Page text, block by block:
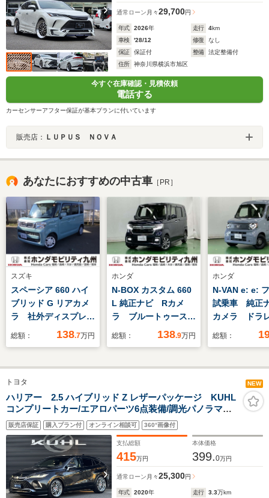
通常ローン 月々29,700円
年式 2026年 走行 4km
車検
'28/12 修復
なし
保証
保証付 整備
法定整備付
住所
神奈川県横浜市旭区
今すぐ在庫確認・見積依頼
電話する
カーセンサーアフター保証が基本プランに付いています
販売店： ＬＵＰＵＳ ＮＯＶＡ
あなたにおすすめの中古車 ［PR］
スズキ
スペーシア 660 ハイ
ブリッド G リアカメ
ラ 社外ディスプレイ
オーディオ ETC
総額： 138.7万円
ホンダ
N-BOX カスタム 660
L 純正ナビ Rカメ
ラ ブルートゥース
総額： 138.9万円
ホンダ
N-VAN e: e:
試乗車 純正
カメラ ドラ
総額：
トヨタ NEW
ハリアー 2.5 ハイブリッド Z レザーパッケージ KUHL
コンプリートカー/エアロパーツ6点装備/調光パノラマル
ーフ/パノラミックビューモニター/寒冷地仕様/BLITZ ZZ-
R DSC+/ウェッズ21インチホイール/ヴァレンティテー
ル/PHVグリル/
販売店保証 購入プラン付 オンライン相談可 360°画像付
支払総額
415万円
本体価格
399.0万円
通常ローン 月々25,300円
年式 2020年 走行 3.3万km